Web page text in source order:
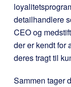
detailhandlere
CEO og
der er kendt for
deres tragt til
Sammen tager